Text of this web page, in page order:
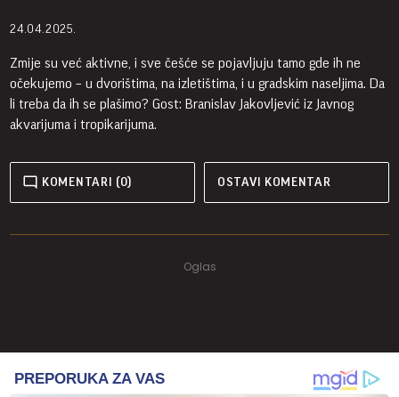
24.04.2025.
Zmije su već aktivne, i sve češće se pojavljuju tamo gde ih ne
očekujemo – u dvorištima, na izletištima, i u gradskim naseljima. Da
li treba da ih se plašimo? Gost: Branislav Jakovljević iz Javnog
akvarijuma i tropikarijuma.
KOMENTARI (0) OSTAVI KOMENTAR